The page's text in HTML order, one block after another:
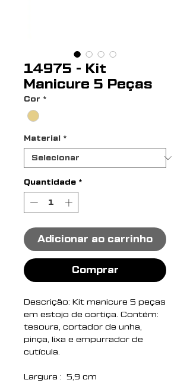
14975 - Kit
Manicure 5 Peças
Cor *
Material *
Quantidade *
Adicionar ao carrinho
Comprar
Descrição: Kit manicure 5 peças
em estojo de cortiça. Contém:
tesoura, cortador de unha,
pinça, lixa e empurrador de
cutícula.
Largura : 5,9 cm